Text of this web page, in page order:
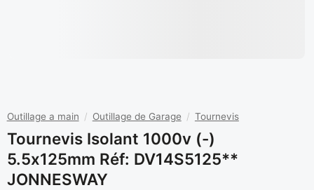
Outillage a main / Outillage de Garage / Tournevis
Tournevis Isolant 1000v (-)
5.5x125mm Réf: DV14S5125**
JONNESWAY